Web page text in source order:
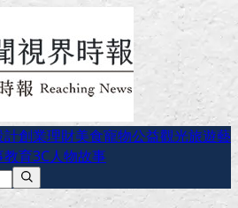
計創業理財美食寵物公益觀光旅遊藝
教育3C人物故事